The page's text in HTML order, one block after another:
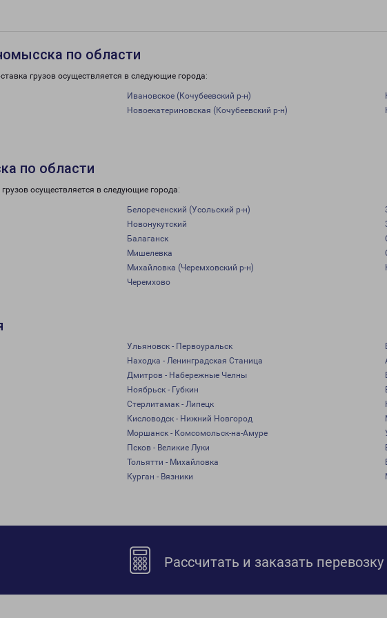
по области
грузов осуществляется в следующие города:
Ивановское (Кочубеевский р-н)
Новоекатериновская (Кочубеевский р-н)
по области
осуществляется в следующие города:
Белореченский (Усольский р-н)
Новонукутский
Балаганск
Мишелевка
Михайловка (Черемховский р-н)
Черемхово
Ульяновск - Первоуральск
Находка - Ленинградская Станица
Дмитров - Набережные Челны
Ноябрьск - Губкин
Стерлитамак - Липецк
Кисловодск - Нижний Новгород
Моршанск - Комсомольск-на-Амуре
Псков - Великие Луки
Тольятти - Михайловка
Курган - Вязники
Рассчитать и заказать перевозку